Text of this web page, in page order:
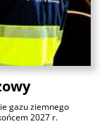
gazu ziemnego
2027 r.